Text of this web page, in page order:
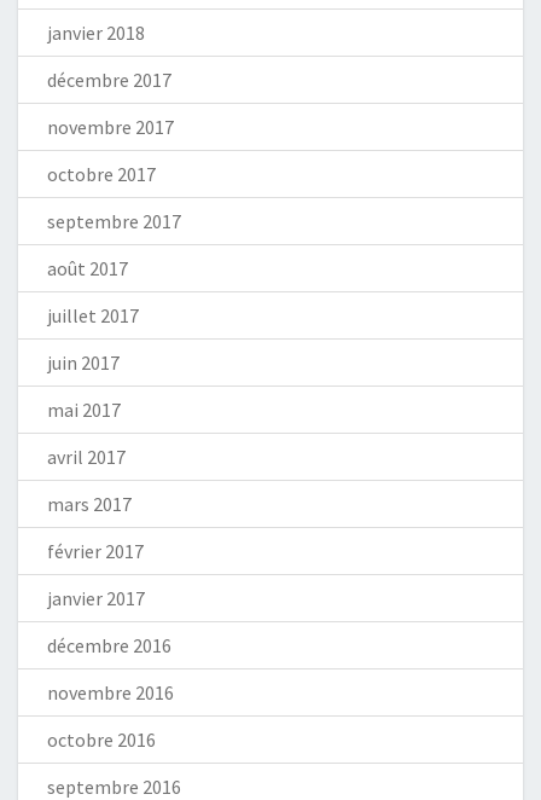
janvier 2018
décembre 2017
novembre 2017
octobre 2017
septembre 2017
août 2017
juillet 2017
juin 2017
mai 2017
avril 2017
mars 2017
février 2017
janvier 2017
décembre 2016
novembre 2016
octobre 2016
septembre 2016